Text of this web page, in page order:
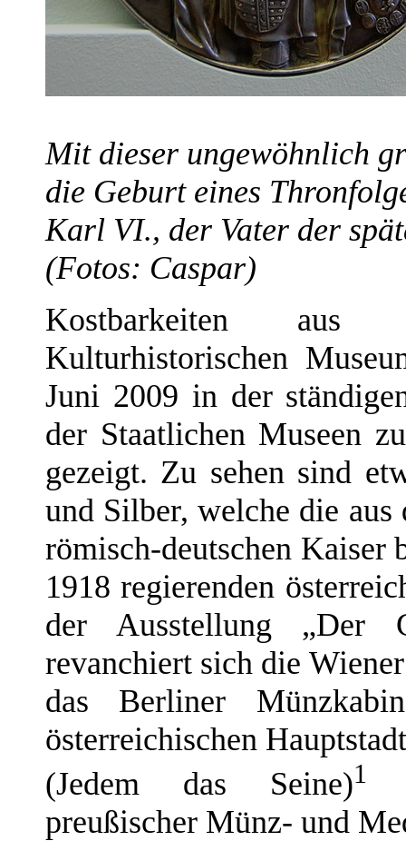
Mit dieser ungewöhnlich
die Geburt eines
Karl VI., der Vater der
(Fotos: Caspar)
Kostbarkeiten aus
Kulturhistorischen
Juni 2009 in der
der Staatlichen Museen
gezeigt. Zu sehen sind
und Silber, welche die aus
römisch-deutschen Kaiser
1918 regierenden
der Ausstellung „Der
revanchiert sich die
das Berliner
österreichischen
(Jedem das Seine)1
preußischer Münz- und